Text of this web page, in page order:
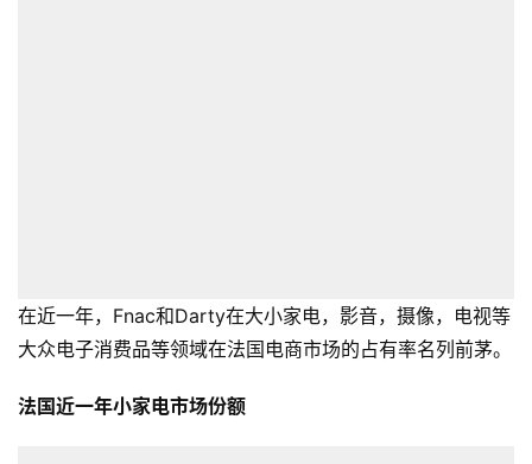
在近一年，Fnac和Darty在大小家电，影音，摄像，电视等
大众电子消费品等领域在法国电商市场的占有率名列前茅。
法国近一年小家电市场份额